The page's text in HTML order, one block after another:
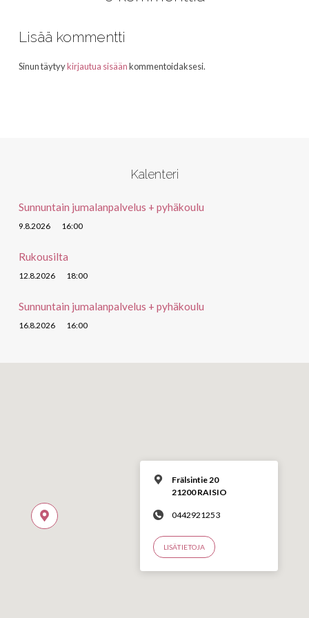
Lisää kommentti
Sinun täytyykirjautua sisäänkommentoidaksesi.
Kalenteri
Sunnuntain jumalanpalvelus + pyhäkoulu
9.8.2026 16:00
Rukousilta
12.8.2026 18:00
Sunnuntain jumalanpalvelus + pyhäkoulu
16.8.2026 16:00
Frälsintie 20
21200 RAISIO
0442921253
LISÄTIETOJA